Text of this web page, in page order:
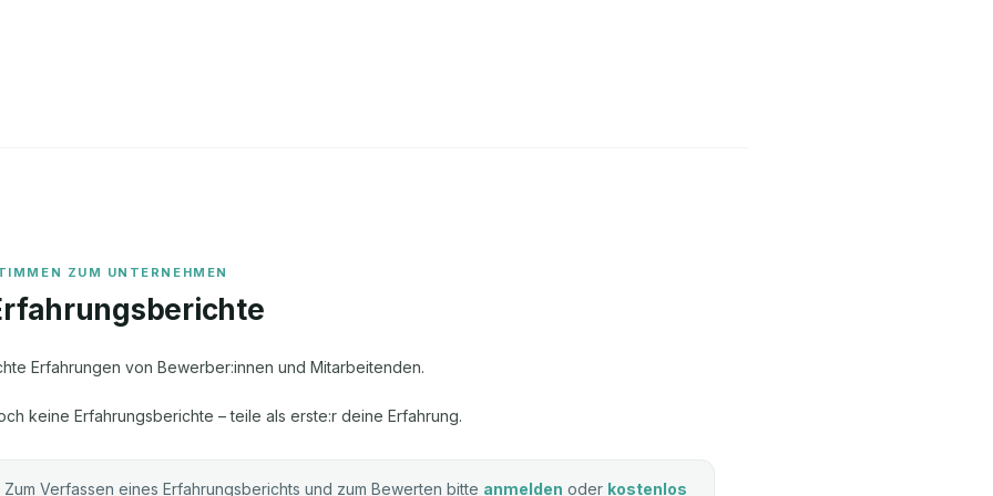
Erfahrungen von Bewerber:innen und Mitarbeitenden.
keine Erfahrungsberichte – teile als erste:r deine Erfahrung.
Zum Verfassen eines Erfahrungsberichts und zum Bewerten bitte anmelden oder kostenlos